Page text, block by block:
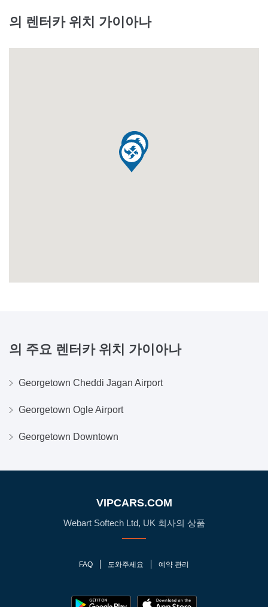
의 렌터카 위치 가이아나
의 주요 렌터카 위치 가이아나
Georgetown Cheddi Jagan Airport
Georgetown Ogle Airport
Georgetown Downtown
VIPCARS.COM
Webart Softech Ltd, UK 회사의 상품
FAQ 도와주세요 예약 관리